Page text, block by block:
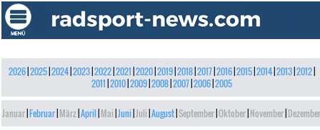
2026| 2025| 2024| 2023| 2022| 2021 2020| 2019| 2018| 2017| 2016| 2015| 2014| 2013| 2012|
2011 2010| 2009| 2008| 2007| 2006| 2005
Januar Februar März April Mai Juni Juli August September Oktober November Dezember